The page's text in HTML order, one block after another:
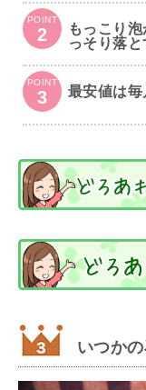
POINT
2
もっこり
っそり落と
POINT
3 最安値は毎
いつか